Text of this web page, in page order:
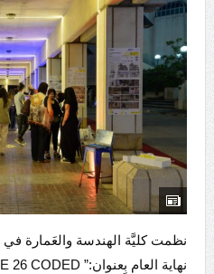
نظمت كليَّة الهندسة والعَمارة